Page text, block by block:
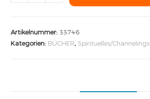
Artikelnummer: 33746
Kategorien: BÜCHER,Spirituelles/Channelings